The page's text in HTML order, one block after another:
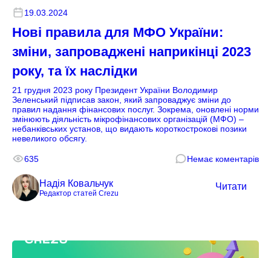
19.03.2024
Нові правила для МФО України:
зміни, запроваджені наприкінці 2023
року, та їх наслідки
21 грудня 2023 року Президент України Володимир
Зеленський підписав закон, який запроваджує зміни до
правил надання фінансових послуг. Зокрема, оновлені норми
змінюють діяльність мікрофінансових організацій (МФО) –
небанківських установ, що видають короткострокові позики
невеликого обсягу.
635 Немає коментарів
Надія Ковальчук
Редактор статей Crezu
Читати